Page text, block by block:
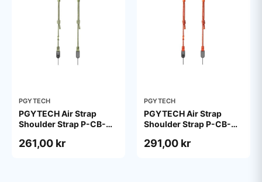
PGYTECH
PGYTECH Air Strap
Shoulder Strap P-CB-
261,00 kr
PGYTECH
PGYTECH Air Strap
Shoulder Strap P-CB-
291,00 kr